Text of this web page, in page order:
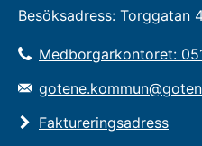
Besöksadress: Torggatan
Medborgarkontoret:
Faktureringsadress